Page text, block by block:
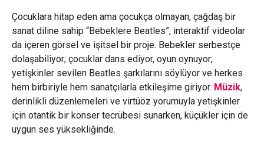
Çocuklara hitap eden ama çocukça olmayan, çağdaş bir
sanat diline sahip “Bebeklere Beatles”, interaktif videolar
da içeren görsel ve işitsel bir proje. Bebekler serbestçe
dolaşabiliyor; çocuklar dans ediyor, oyun oynuyor;
yetişkinler sevilen Beatles şarkılarını söylüyor ve herkes
hem birbiriyle hem sanatçılarla etkileşime giriyor. Müzik,
derinlikli düzenlemeleri ve virtüöz yorumuyla yetişkinler
için otantik bir konser tecrübesi sunarken, küçükler için de
uygun ses yüksekliğinde.